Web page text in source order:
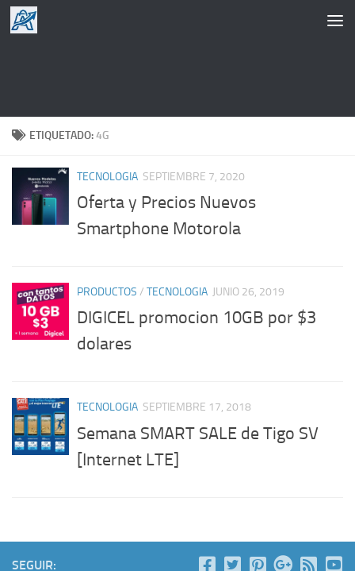
Saltar al contenido
ETIQUETADO:4G
TECNOLOGIA SEPTIEMBRE 7, 2020
Oferta y Precios Nuevos
Smartphone Motorola
PRODUCTOS / TECNOLOGIA JUNIO 26, 2019
DIGICEL promocion 10GB por $3
dolares
TECNOLOGIA SEPTIEMBRE 17, 2018
Semana SMART SALE de Tigo SV
[Internet LTE]
SEGUIR: